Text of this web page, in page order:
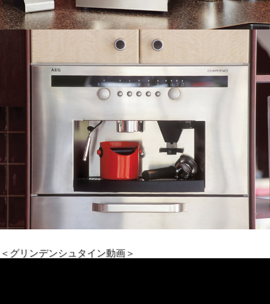
＜グリンデンシュタイン動画＞